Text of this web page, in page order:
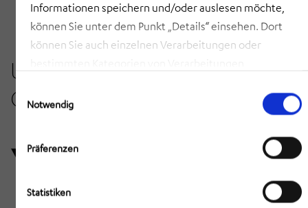
Informationen speichern und/oder auslesen möchte,
können Sie unter dem Punkt „Details“ einsehen. Dort
können Sie auch einzelnen Verarbeitungen oder
Sie ein, dass HÖRMANN alle der erläuterten
Informationen speichern sowie auslesen und damit
zusammenhängende Datenverarbeitungen vornehmen
darf, die nicht ohnehin unbedingt erforderlich sind,
stellen kann. Mit Klick auf „AUSWAHL ERLAUBEN“
Notwendig
Präferenzen
Statistiken
Unser Partner: Van den Bos
CM